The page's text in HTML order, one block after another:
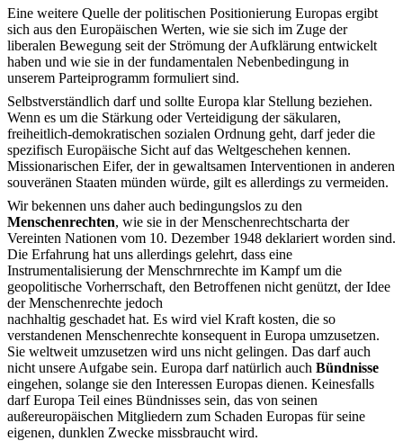
Eine weitere Quelle der politischen Positionierung Europas ergibt
sich aus den Europäischen Werten, wie sie sich im Zuge der
liberalen Bewegung seit der Strömung der Aufklärung entwickelt
haben und wie sie in der fundamentalen Nebenbedingung in
unserem Parteiprogramm formuliert sind.
Selbstverständlich darf und sollte Europa klar Stellung beziehen.
Wenn es um die Stärkung oder Verteidigung der säkularen,
freiheitlich-demokratischen sozialen Ordnung geht, darf jeder die
spezifisch Europäische Sicht auf das Weltgeschehen kennen.
Missionarischen Eifer, der in gewaltsamen Interventionen in anderen
souveränen Staaten münden würde, gilt es allerdings zu vermeiden.
Wir bekennen uns daher auch bedingungslos zu den
Menschenrechten, wie sie in der Menschenrechtscharta der
Vereinten Nationen vom 10. Dezember 1948 deklariert worden sind.
Die Erfahrung hat uns allerdings gelehrt, dass eine
Instrumentalisierung der Menschrnrechte im Kampf um die
geopolitische Vorherrschaft, den Betroffenen nicht genützt, der Idee
der Menschenrechte jedoch
nachhaltig geschadet hat. Es wird viel Kraft kosten, die so
verstandenen Menschenrechte konsequent in Europa umzusetzen.
Sie weltweit umzusetzen wird uns nicht gelingen. Das darf auch
nicht unsere Aufgabe sein. Europa darf natürlich auch Bündnisse
eingehen, solange sie den Interessen Europas dienen. Keinesfalls
darf Europa Teil eines Bündnisses sein, das von seinen
außereuropäischen Mitgliedern zum Schaden Europas für seine
eigenen, dunklen Zwecke missbraucht wird.